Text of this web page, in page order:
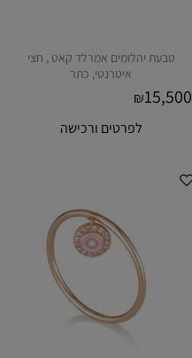
טבעת יהלומים אמרלד קאט , חצי
איטרנטי, כתר
₪15,500
לפרטים ורכישה